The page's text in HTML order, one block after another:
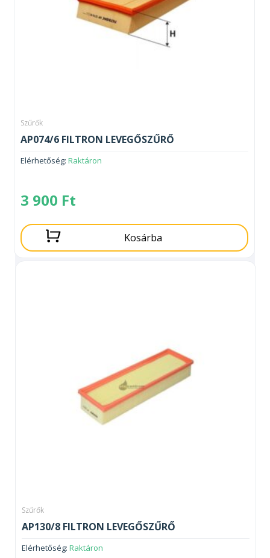
Szűrők
AP074/6 FILTRON LEVEGŐSZŰRŐ
Elérhetőség: Raktáron
3 900 Ft
Kosárba
Szűrők
AP130/8 FILTRON LEVEGŐSZŰRŐ
Elérhetőség: Raktáron